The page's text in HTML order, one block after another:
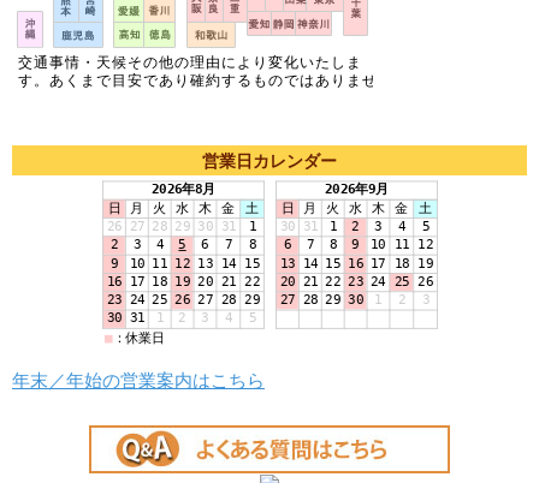
営業日カレンダー
年末／年始の営業案内はこちら